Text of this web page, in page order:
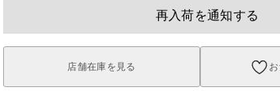
再入荷を通知する
店舗在庫を見る